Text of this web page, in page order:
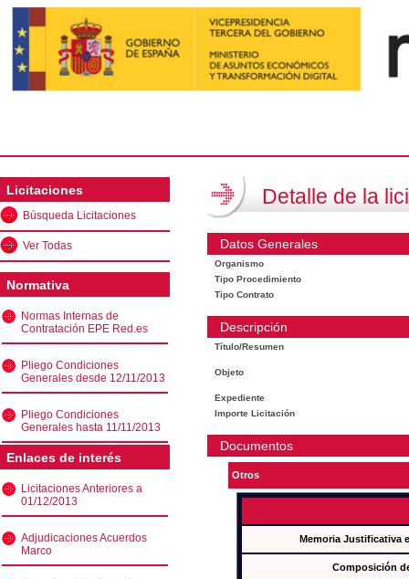
Licitaciones
Búsqueda Licitaciones
Ver Todas
Normativa
Normas Internas de
Contratación EPE Red.es
Pliego Condiciones
Generales desde 12/11/2013
Pliego Condiciones
Generales hasta 11/11/2013
Enlaces de interés
Licitaciones Anteriores a
01/12/2013
Adjudicaciones Acuerdos
Marco
Detalle de la
Datos Generales
Organismo
Tipo Procedimiento
Tipo Contrato
Descripción
Título/Resumen
Objeto
Expediente
Importe Licitación
Documentos
Otros
Memoria Justificativa
Composición